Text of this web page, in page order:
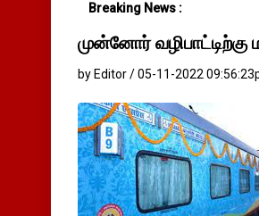
Breaking News :
முன்னோர் வழிபாட்டிற்கு
by Editor / 05-11-2022